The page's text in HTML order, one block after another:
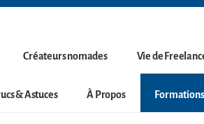
Créateurs nomades Vie de
& Astuces À Propos Formations